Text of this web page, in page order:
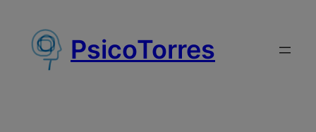
contenido
PsicoTorres